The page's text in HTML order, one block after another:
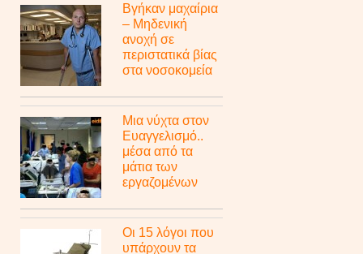
Βγήκαν μαχαίρια
– Μηδενική
ανοχή σε
περιστατικά βίας
στα νοσοκομεία
Μια νύχτα στον
Ευαγγελισμό..
μέσα από τα
μάτια των
εργαζομένων
Οι 15 λόγοι που
υπάρχουν τα